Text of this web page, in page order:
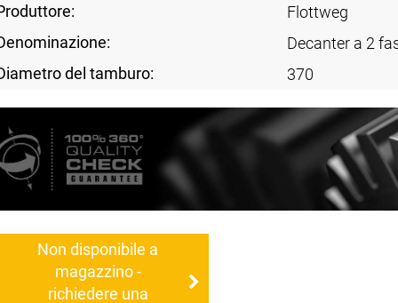
Flottweg
Decanter a 2
del tamburo:
370
Non disponibile a
magazzino -
richiedere una